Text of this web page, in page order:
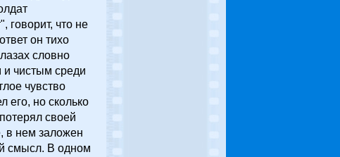
говорит, что не
он тихо
словно
и чистым среди
чувство
его, но сколько
своей
в нем заложен
смысл. В одном